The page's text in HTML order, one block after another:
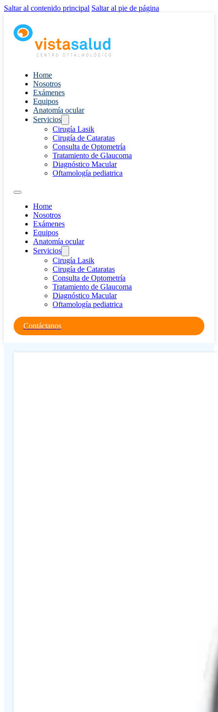
Saltar al contenido principal Saltar al pie de página
Home
Nosotros
Exámenes
Equipos
Anatomía ocular
Servicios
Cirugía Lasik
Cirugía de Cataratas
Consulta de Optometría
Tratamiento de Glaucoma
Diagnóstico Macular
Oftamología pediatrica
Home
Nosotros
Exámenes
Equipos
Anatomía ocular
Servicios
Cirugía Lasik
Cirugía de Cataratas
Consulta de Optometría
Tratamiento de Glaucoma
Diagnóstico Macular
Oftamología pediatrica
Contáctanos